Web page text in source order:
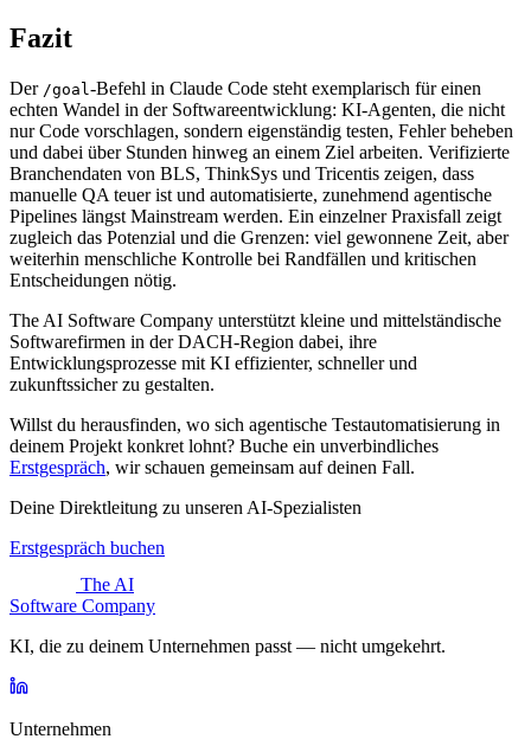
Fazit
Der /goal -Befehl in Claude Code steht exemplarisch für einen
echten Wandel in der Softwareentwicklung: KI-Agenten, die nicht
nur Code vorschlagen, sondern eigenständig testen, Fehler beheben
und dabei über Stunden hinweg an einem Ziel arbeiten. Verifizierte
Branchendaten von BLS, ThinkSys und Tricentis zeigen, dass
manuelle QA teuer ist und automatisierte, zunehmend agentische
Pipelines längst Mainstream werden. Ein einzelner Praxisfall zeigt
zugleich das Potenzial und die Grenzen: viel gewonnene Zeit, aber
weiterhin menschliche Kontrolle bei Randfällen und kritischen
Entscheidungen nötig.
The AI Software Company unterstützt kleine und mittelständische
Softwarefirmen in der DACH-Region dabei, ihre
Entwicklungsprozesse mit KI effizienter, schneller und
zukunftssicher zu gestalten.
Willst du herausfinden, wo sich agentische Testautomatisierung in
deinem Projekt konkret lohnt? Buche ein unverbindliches
Erstgespräch, wir schauen gemeinsam auf deinen Fall.
Deine Direktleitung zu unseren AI-Spezialisten
Erstgespräch buchen
The AI
Software Company
KI, die zu deinem Unternehmen passt — nicht umgekehrt.
Unternehmen